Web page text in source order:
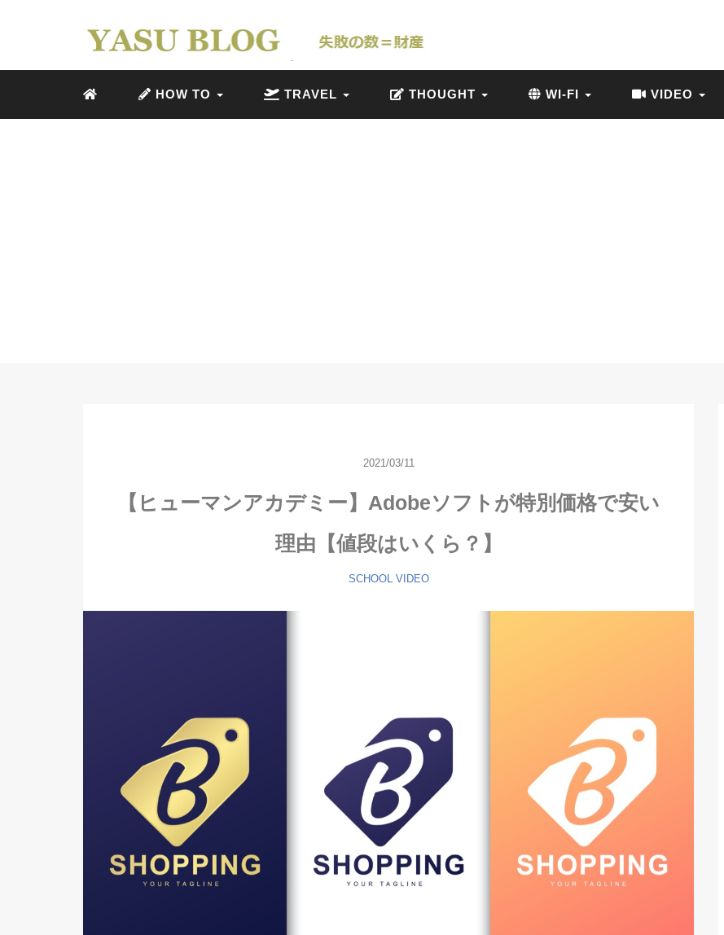
HOW TO TRAVEL THOUGHT WI-FI VIDEO
2021/03/11
【ヒューマンアカデミー】Adobeソフトが特別価格で安い
理由【値段はいくら？】
SCHOOL VIDEO